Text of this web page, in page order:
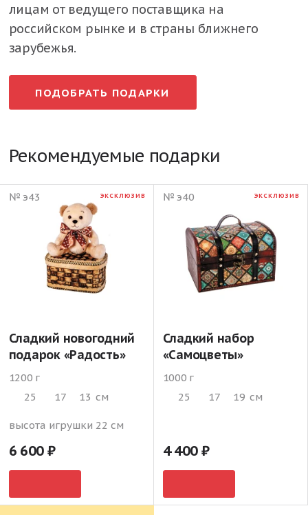
лицам от ведущего поставщика на
российском рынке и в страны ближнего
зарубежья.
ПОДОБРАТЬ ПОДАРКИ
Рекомендуемые подарки
№ э43 ЭКСКЛЮЗИВ
Сладкий новогодний
подарок «Радость»
1200 г
25
17 13 см
высота игрушки 22 см
6 600
№ э40 ЭКСКЛЮЗИВ
Сладкий набор
«Самоцветы»
1000 г
25
17 19 см
4 400